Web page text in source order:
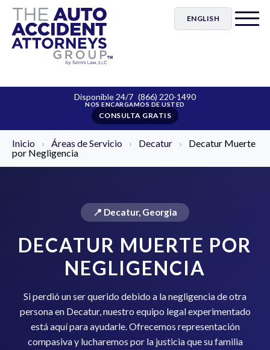
ENGLISH
Disponible 24/7 (866) 220-1490
CONSULTA GRATIS
Inicio › Áreas de Servicio › Decatur ›
Decatur Muerte
por Negligencia
📍 Decatur, Georgia
DECATUR MUERTE POR
NEGLIGENCIA
Si perdió un ser querido debido a la negligencia de otra
persona en Decatur, nuestro equipo legal experimentado
está aquí para ayudarle. Ofrecemos representación
compasiva y lucharemos por la justicia que su familia